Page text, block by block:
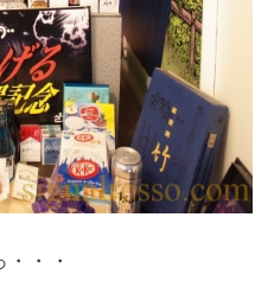
・・・